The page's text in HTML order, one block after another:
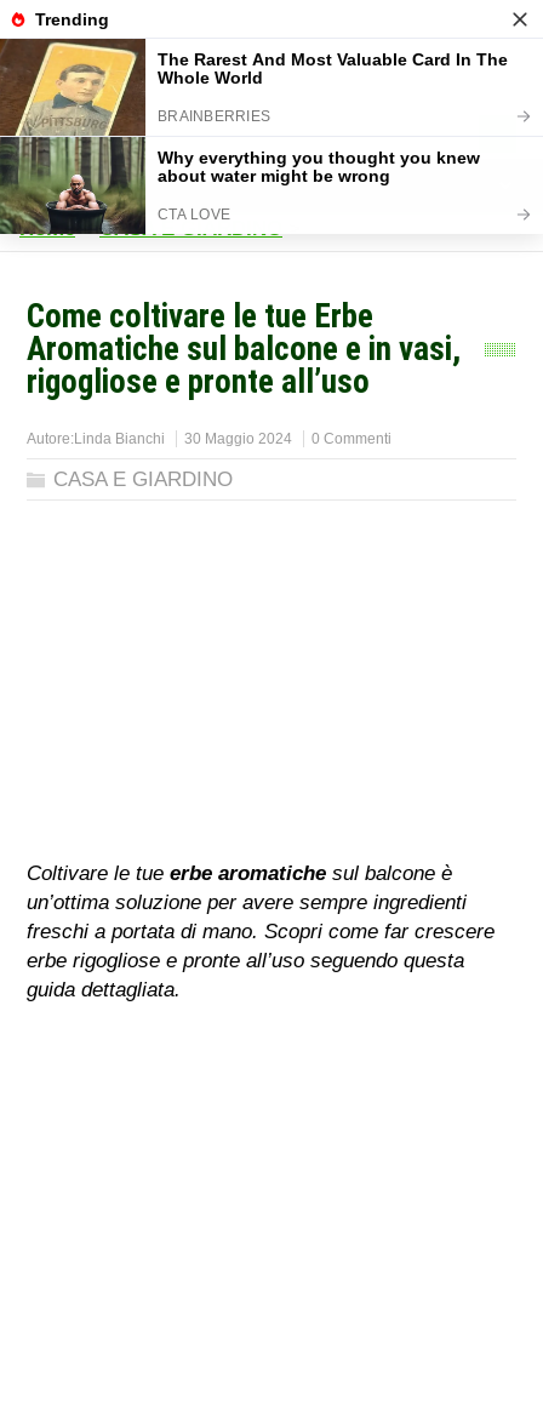
Home >CASA E GIARDINO
Come coltivare le tue Erbe
Aromatiche sul balcone e in vasi,
rigogliose e pronte all’uso
Autore:Linda Bianchi 30 Maggio 2024 0 Commenti
CASA E GIARDINO
Coltivare le tueerbe aromatiche sul balcone è
un’ottima soluzione per avere sempre ingredienti
freschi a portata di mano. Scopri come far crescere
erbe rigogliose e pronte all’uso seguendo questa
guida dettagliata.